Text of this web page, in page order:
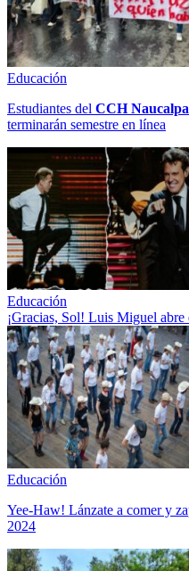
Educación
Estudiantes del CCH
terminarán semestre en línea
Educación
¡Gracias, Sol! Luis Miguel
Educación
Yee-Haw! Lánzate a comer y
2024